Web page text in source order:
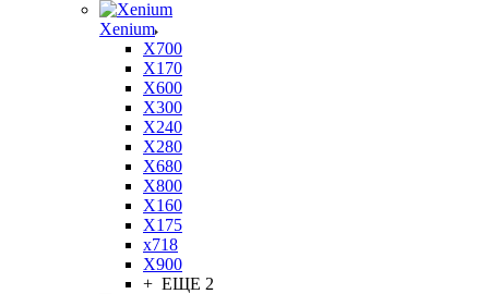
Xenium
X700
X170
X600
X300
X240
X280
X680
X800
X160
X175
x718
X900
+ ЕЩЕ 2